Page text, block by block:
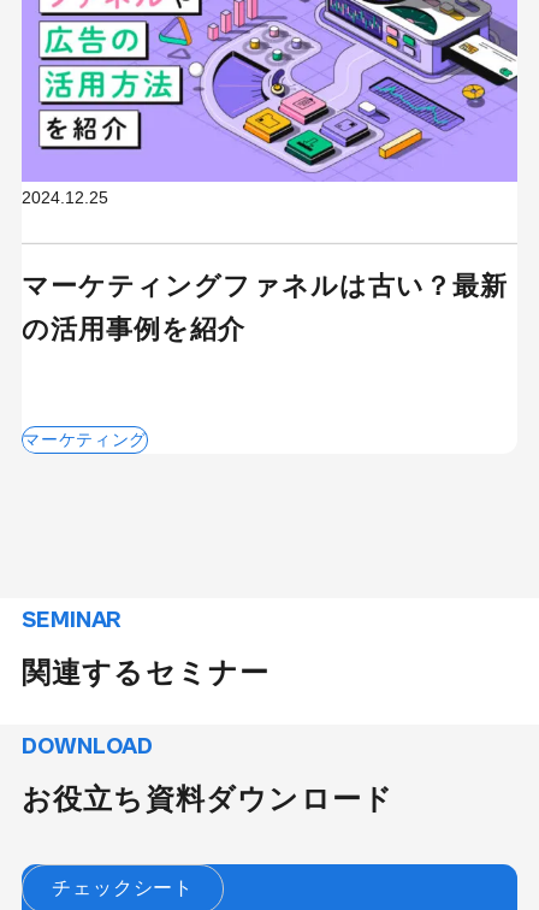
2024.12.25
マーケティングファネルは古い？最新
の活用事例を紹介
マーケティング
SEMINAR
関連するセミナー
DOWNLOAD
お役立ち資料ダウンロード
チェックシート